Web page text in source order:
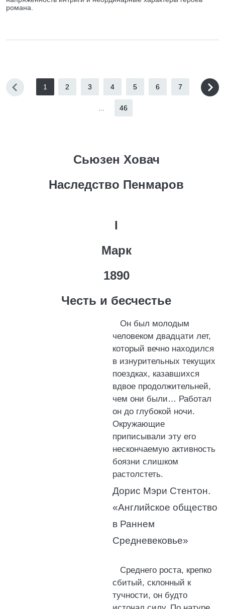
романа.
1 2 3 4 5 6 7
46
Сьюзен Ховач
Наследство Пенмаров
I
Марк
1890
Честь и бесчестье
Он был молодым
человеком двадцати лет,
который вечно находился
в изнурительных текущих
поездках, казавшихся
вдвое продолжительней,
чем они были… Работал
он до глубокой ночи.
Окружающие
приписывали эту его
нескончаемую активность
боязни слишком
растолстеть.
Дорис Мэри Стентон.
«Английское общество
в Раннем
Средневековье»
Среднего роста, крепко
сбитый, склонный к
тучности, он будто